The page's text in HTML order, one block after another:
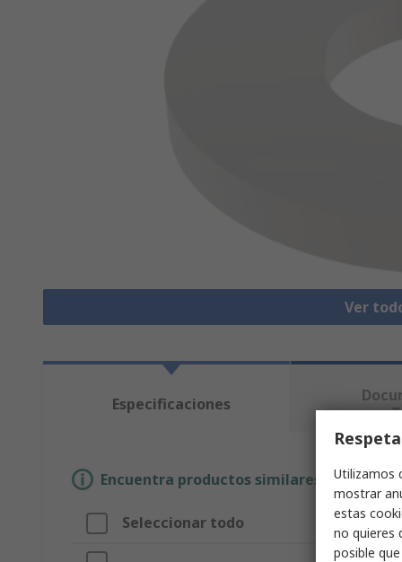
Ver
Especificaciones
Encuentra productos similares
Seleccionar todo
Utilizamos
mostrar
estas
no quieres
posible